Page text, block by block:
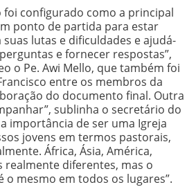
foi configurado como a principal
ponto de partida para estar
lutas e dificuldades e ajudá-
e fornecer respostas”,
o Pe. Awi Mello, que também foi
entre os membros da
do documento final. Outra
sublinha o secretário do
importância de ser uma Igreja
jovens em termos pastorais,
África, Ásia, América,
realmente diferentes, mas o
o mesmo em todos os lugares”.